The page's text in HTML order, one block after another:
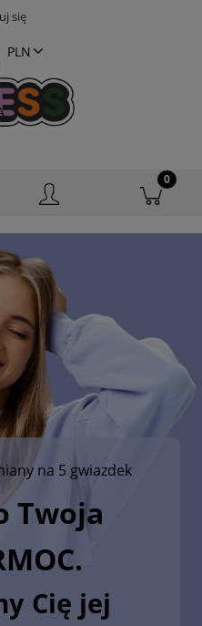
się
na 5 gwiazdek
Twoja
Cię jej